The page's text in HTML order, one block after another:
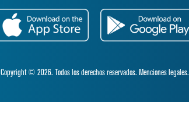
Copyright © 2026. Todos los derechos reservados. Menciones legales.